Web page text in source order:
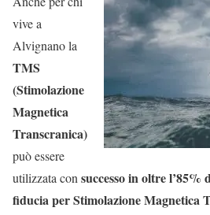
vive a
Alvignano la
TMS
(Stimolazione
Magnetica
Transcranica)
può essere
utilizzata consuccesso in oltre l’85%
fiducia per Stimolazione Magnetica